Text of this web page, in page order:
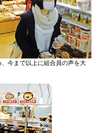
今まで以上に組合員の声を大